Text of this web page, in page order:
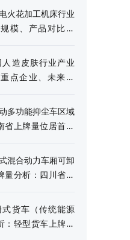
火花加工机床行业
模、产品对比分
[图]
造皮肤行业产业
点企业、未来趋
多功能抑尘车区域
省上牌量位居首位
混合动力车厢可卸
量分析：四川省上
货车（传统能源
：轻型货车上牌量